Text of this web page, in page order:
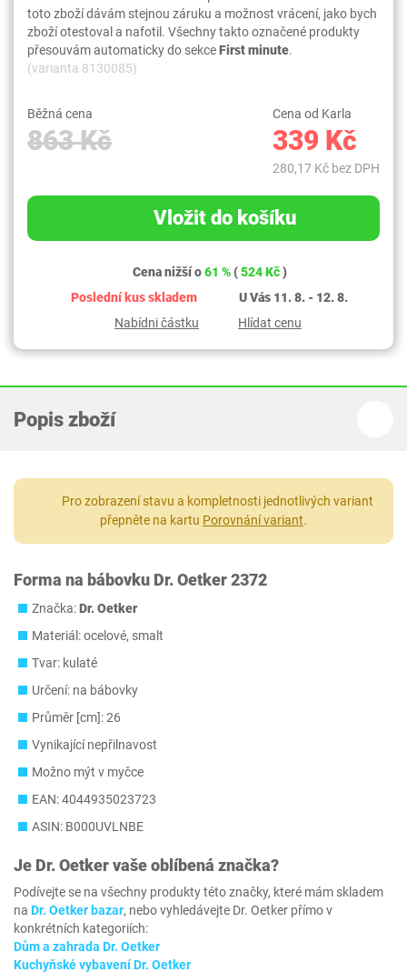
toto zboží dávám stejnou záruku a možnost vrácení, jako bych
zboží otestoval a nafotil. Všechny takto označené produkty
přesouvám automaticky do sekceFirst minute.
(varianta 8130085)
Běžná cena
863 Kč
Cena od Karla
339 Kč
280,17 Kč bez DPH
Vložit do košíku
Cena nižší o61 %(524 Kč)
Poslední kus skladem
U Vás 11. 8. - 12. 8.
Nabídni částku
Hlídat cenu
Popis zboží
Pro zobrazení stavu a kompletnosti jednotlivých variant
přepněte na kartu Porovnání variant.
Forma na bábovku Dr. Oetker 2372
Značka:Dr. Oetker
Materiál: ocelové, smalt
Tvar: kulaté
Určení: na bábovky
Průměr [cm]: 26
Vynikající nepřilnavost
Možno mýt v myčce
EAN: 4044935023723
ASIN: B000UVLNBE
Je Dr. Oetkervaše oblíbená značka?
Podívejte se na všechny produkty této značky, které mám skladem
na Dr. Oetker bazar, nebo vyhledávejte Dr. Oetker přímo v
konkrétních kategoriích:
Dům a zahrada Dr. Oetker
Kuchyňské vybavení Dr. Oetker